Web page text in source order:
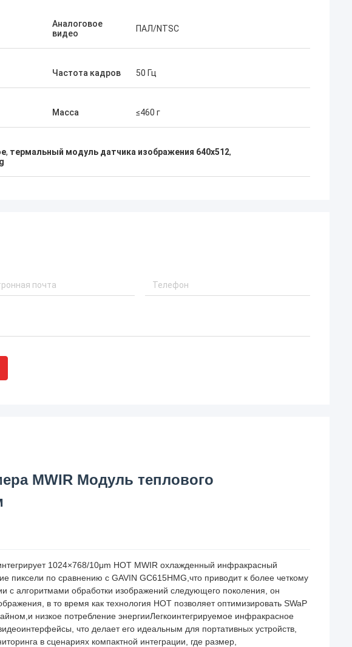
Аналоговое
видео
ПАЛ/NTSC
Частота кадров 50 Гц
Масса ≤460 г
, термальный модуль датчика изображения 640x512,
MWIR Модуль теплового
1024×768/10μm HOT MWIR охлажденный инфракрасный
по сравнению с GAVIN GC615HMG,что приводит к более четкому
с алгоритмами обработки изображений следующего поколения, он
в то время как технология HOT позволяет оптимизировать SWaP
низкое потребление энергииЛегкоинтегрируемое инфракрасное
что делает его идеальным для портативных устройств,
в сценариях компактной интеграции, где размер,